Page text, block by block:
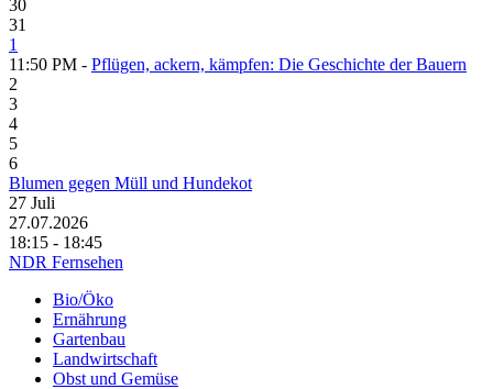
30
31
1
11:50 PM - Pflügen, ackern, kämpfen: Die Geschichte der Bauern
2
3
4
5
6
Blumen gegen Müll und Hundekot
27 Juli
27.07.2026
18:15 - 18:45
NDR Fernsehen
Bio/Öko
Ernährung
Gartenbau
Landwirtschaft
Obst und Gemüse